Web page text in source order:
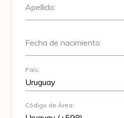
Apellido:
Fecha de nacimiento:
País:
Código de Área: